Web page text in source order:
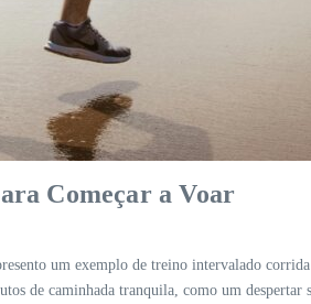
Começar a Voar
um exemplo de treino intervalado
de caminhada tranquila, como um